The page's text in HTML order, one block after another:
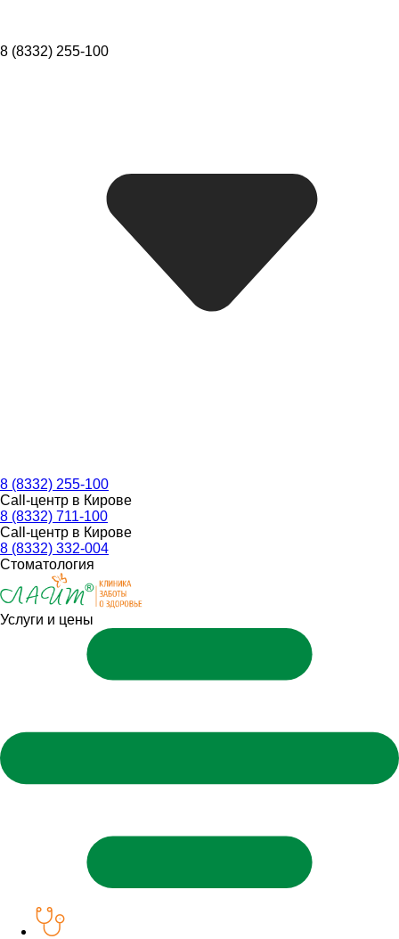
8 (8332) 255-100
8 (8332) 255-100
Call-центр в Кирове
8 (8332) 711-100
Call-центр в Кирове
8 (8332) 332-004
Стоматология
Услуги и цены